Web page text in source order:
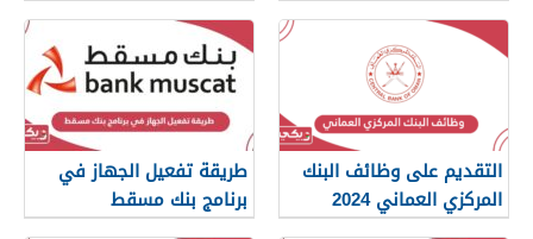
التقديم على وظائف البنك
المركزي العماني 2024
طريقة تفعيل الجهاز في
برنامج بنك مسقط